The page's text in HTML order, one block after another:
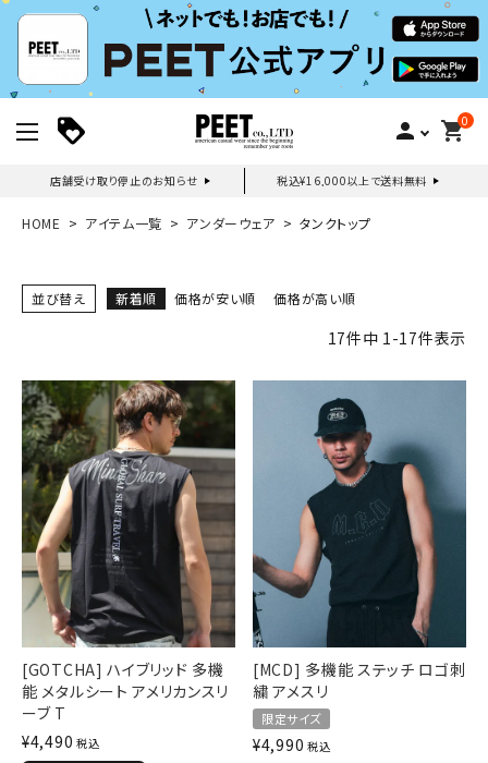
person 0
shopping_cart
店舗受け取り停止のお知らせ 税込¥16,000以上で送料無料
新規会員登録｜ログイン
ご利用ガイド
詳しい条件から探す
HOME アイテム一覧 アンダーウェア タンクトップ
並び替え 新着順 価格が安い順 価格が高い順
17件中 1 -17件表示
[GOTCHA] ハイブリッド 多機
能 メタルシート アメリカンスリ
ーブ T
¥4,490 税込
[MCD] 多機能 ステッチ ロゴ刺
繍 アメスリ
限定サイズ
¥4,990 税込